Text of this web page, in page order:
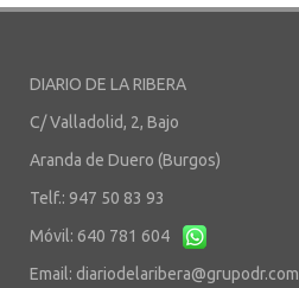
DIARIO DE LA RIBERA
C/ Valladolid, 2, Bajo
Aranda de Duero (Burgos)
Telf.: 947 50 83 93
Móvil: 640 781 604
Email: diariodelaribera@grupodr.com